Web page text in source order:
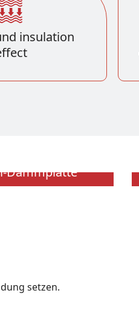
insulation
Dämmplatte
setzen.